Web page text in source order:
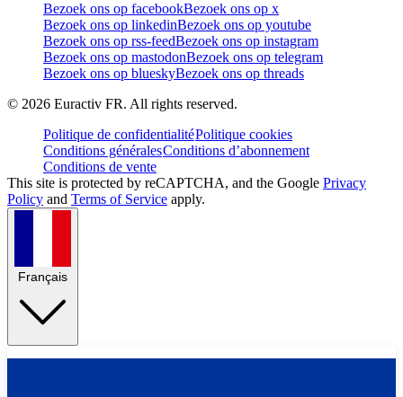
Bezoek ons op facebookBezoek ons op x
Bezoek ons op linkedinBezoek ons op youtube
Bezoek ons op rss-feedBezoek ons op instagram
Bezoek ons op mastodonBezoek ons op telegram
Bezoek ons op blueskyBezoek ons op threads
© 2026 Euractiv FR. All rights reserved.
Politique de confidentialitéPolitique cookies
Conditions généralesConditions d’abonnement
Conditions de vente
This site is protected by reCAPTCHA, and the Google Privacy
Policy and Terms of Service apply.
Français